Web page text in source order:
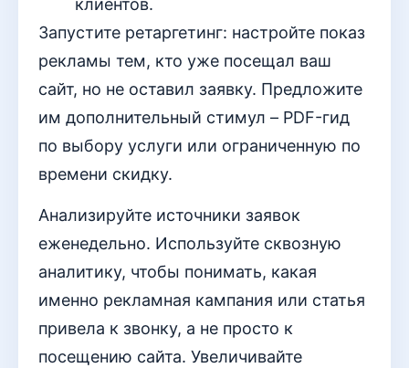
клиентов.
Запустите ретаргетинг: настройте показ
рекламы тем, кто уже посещал ваш
сайт, но не оставил заявку. Предложите
им дополнительный стимул – PDF-гид
по выбору услуги или ограниченную по
времени скидку.
Анализируйте источники заявок
еженедельно. Используйте сквозную
аналитику, чтобы понимать, какая
именно рекламная кампания или статья
привела к звонку, а не просто к
посещению сайта. Увеличивайте